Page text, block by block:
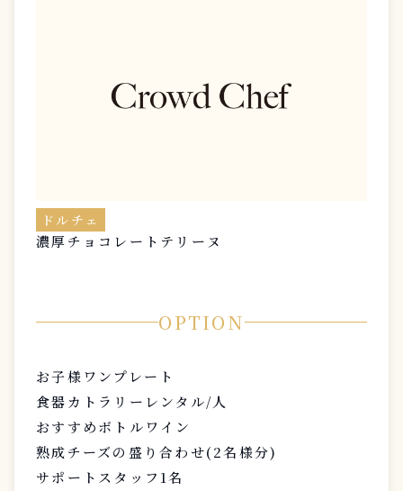
ドルチェ
濃厚チョコレートテリーヌ
OPTION
お子様ワンプレート
食器カトラリーレンタル/人
おすすめボトルワイン
熟成チーズの盛り合わせ(2名様分)
サポートスタッフ1名